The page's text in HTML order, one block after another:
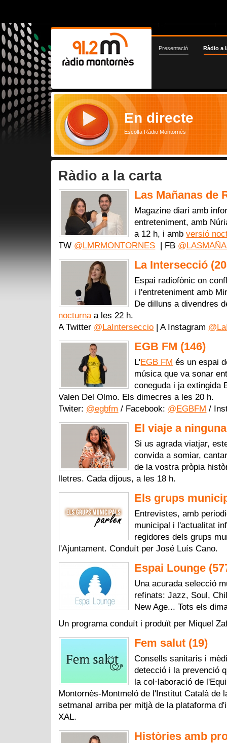
Presentació Ràdio a
En directe
Escolta Ràdio Montornès
Ràdio a la carta
Las Mañanas de
Magazine diari amb
entreteniment, amb
a 12 h, i ambversió
TW @LMRMONTORNES | FB
La Intersecció
Espai radiofònic on
i l'entreteniment amb
De dilluns a divendres
nocturnaa les 22 h.
A Twitter @LaInterseccio | A Instagram
EGB FM (146)
L'EGB FM és un espai
música que va sonar
coneguda i ja extingida
Valen Del Olmo. Els dimecres a les 20 h.
Twiter: @egbfm / Facebook: @EGBFM /
El viaje a
Si us agrada viatjar,
convida a somiar,
de la vostra pròpia
lletres. Cada dijous, a les 18 h.
Els grups
Entrevistes, amb
municipal i l'actualitat
regidores dels grups
l'Ajuntament. Conduït per José Luís Cano.
Espai Lounge
Una acurada selecció
refinats: Jazz, Soul,
New Age... Tots els
Un programa conduït i produït per Miquel
Fem salut (19)
Consells sanitaris i
detecció i la prevenció
la col·laboració de
Montornès-Montmeló de l'Institut Català de
setmanal arriba per mitjà de la plataforma
XAL.
Històries amb